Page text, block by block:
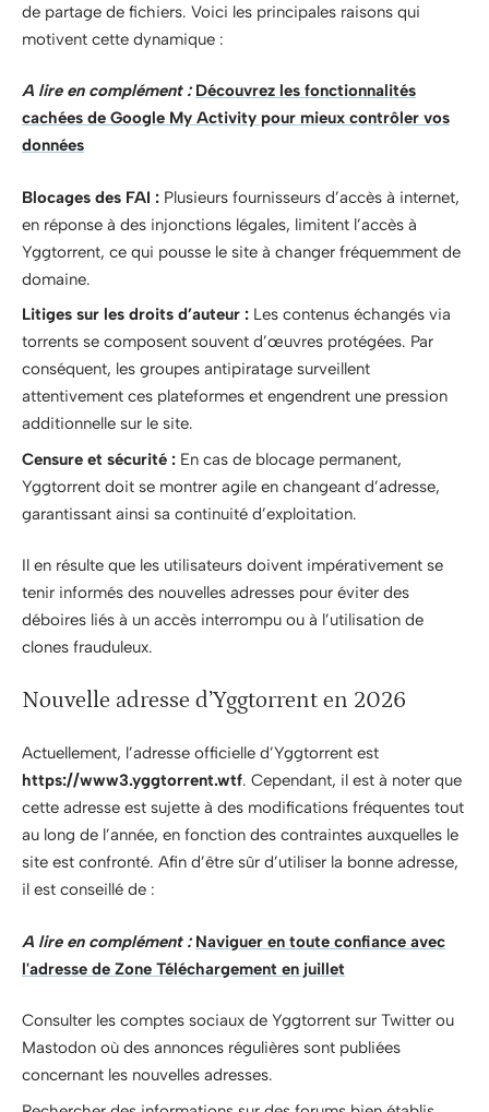
de partage de fichiers. Voici les principales raisons qui
motivent cette dynamique :
A lire en complément : Découvrez les fonctionnalités
cachées de Google My Activity pour mieux contrôler vos
données
Blocages des FAI : Plusieurs fournisseurs d’accès à internet,
en réponse à des injonctions légales, limitent l’accès à
Yggtorrent, ce qui pousse le site à changer fréquemment de
domaine.
Litiges sur les droits d’auteur : Les contenus échangés via
torrents se composent souvent d’œuvres protégées. Par
conséquent, les groupes antipiratage surveillent
attentivement ces plateformes et engendrent une pression
additionnelle sur le site.
Censure et sécurité : En cas de blocage permanent,
Yggtorrent doit se montrer agile en changeant d’adresse,
garantissant ainsi sa continuité d’exploitation.
Il en résulte que les utilisateurs doivent impérativement se
tenir informés des nouvelles adresses pour éviter des
déboires liés à un accès interrompu ou à l’utilisation de
clones frauduleux.
Nouvelle adresse d’Yggtorrent en 2026
Actuellement, l’adresse officielle d’Yggtorrent est
https://www3.yggtorrent.wtf. Cependant, il est à noter que
cette adresse est sujette à des modifications fréquentes tout
au long de l’année, en fonction des contraintes auxquelles le
site est confronté. Afin d’être sûr d’utiliser la bonne adresse,
il est conseillé de :
A lire en complément : Naviguer en toute confiance avec
l'adresse de Zone Téléchargement en juillet
Consulter les comptes sociaux de Yggtorrent sur Twitter ou
Mastodon où des annonces régulières sont publiées
concernant les nouvelles adresses.